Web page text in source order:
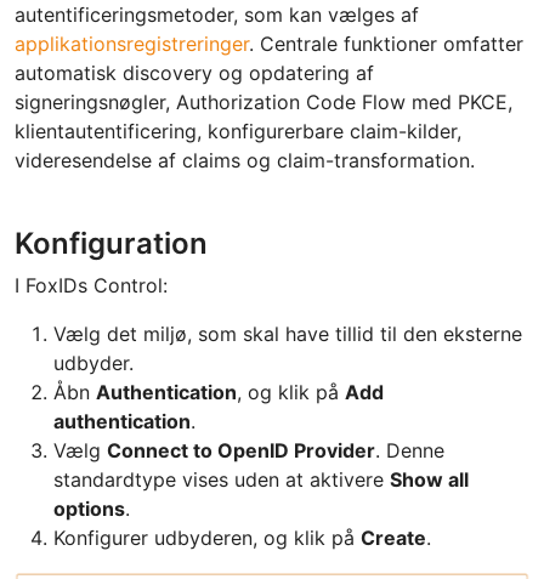
autentificeringsmetoder, som kan vælges af
applikationsregistreringer. Centrale funktioner omfatter
automatisk discovery og opdatering af
signeringsnøgler, Authorization Code Flow med PKCE,
klientautentificering, konfigurerbare claim-kilder,
videresendelse af claims og claim-transformation.
Konfiguration
I FoxIDs Control:
Vælg det miljø, som skal have tillid til den eksterne
udbyder.
Åbn Authentication, og klik på Add
authentication.
Vælg Connect to OpenID Provider. Denne
standardtype vises uden at aktivere Show all
options.
Konfigurer udbyderen, og klik på Create.